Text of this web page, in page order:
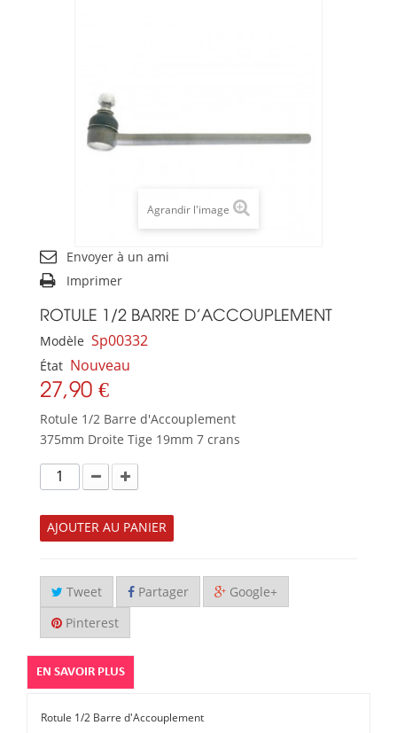
Agrandir l'image
Envoyer à un ami
Imprimer
ROTULE 1/2 BARRE D'ACCOUPLEMENT
Modèle Sp00332
État Nouveau
27,90 €
Rotule 1/2 Barre d'Accouplement
375mm Droite Tige 19mm 7 crans
AJOUTER AU PANIER
Tweet Partager Google+
Pinterest
EN SAVOIR PLUS
Rotule 1/2 Barre d'Accouplement